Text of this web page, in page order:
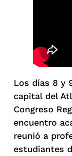
Los días 8 y
capital del
Congreso
encuentro
reunió a
estudiantes